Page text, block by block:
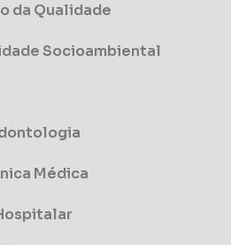
da Qualidade
Socioambiental
Médica